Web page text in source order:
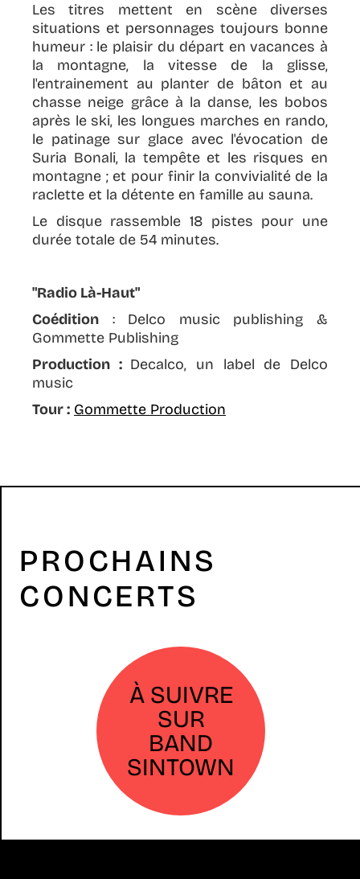
Les titres mettent en scène diverses
situations et personnages toujours bonne
humeur : le plaisir du départ en vacances à
la montagne, la vitesse de la glisse,
l'entrainement au planter de bâton et au
chasse neige grâce à la danse, les bobos
après le ski, les longues marches en rando,
le patinage sur glace avec l'évocation de
Suria Bonali, la tempête et les risques en
montagne ; et pour finir la convivialité de la
raclette et la détente en famille au sauna.
Le disque rassemble 18 pistes pour une
durée totale de 54 minutes.
"Radio Là-Haut"
Coédition : Delco music publishing &
Gommette Publishing
Production : Decalco, un label de Delco
music
Tour : Gommette Production
PROCHAINS
CONCERTS
À SUIVRE
SUR
BAND
SINTOWN